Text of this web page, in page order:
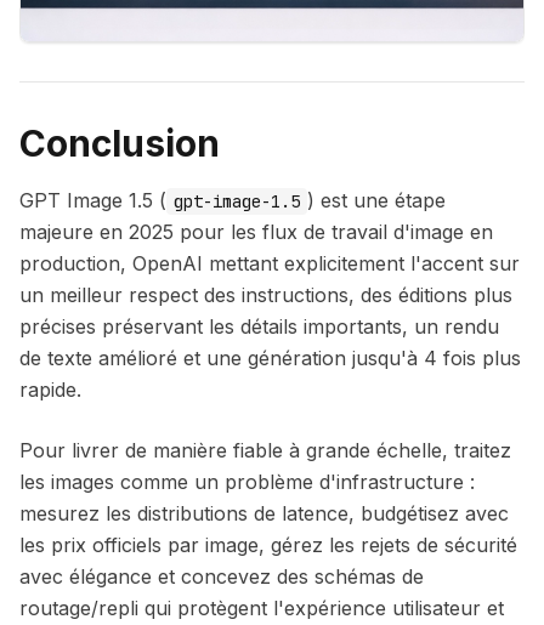
Conclusion
GPT Image 1.5 ( gpt-image-1.5 ) est une étape
majeure en 2025 pour les flux de travail d'image en
production, OpenAI mettant explicitement l'accent sur
un meilleur respect des instructions, des éditions plus
précises préservant les détails importants, un rendu
de texte amélioré et une génération jusqu'à 4 fois plus
rapide.
Pour livrer de manière fiable à grande échelle, traitez
les images comme un problème d'infrastructure :
mesurez les distributions de latence, budgétisez avec
les prix officiels par image, gérez les rejets de sécurité
avec élégance et concevez des schémas de
routage/repli qui protègent l'expérience utilisateur et